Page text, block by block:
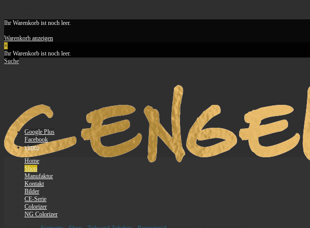
Ihr Warenkorb ist noch leer.
Warenkorb anzeigen
×
Ihr Warenkorb ist noch leer.
Suche
Google Plus
Facebook
vimeo
Home
Shop
Manufaktur
Kontakt
Bilder
CE-Serie
Colorizer
NG Colorizer